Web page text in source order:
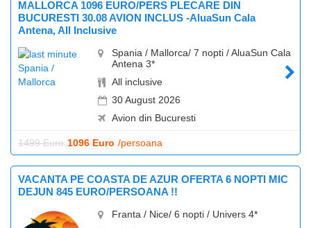
MALLORCA 1096 EURO/PERS PLECARE DIN
BUCURESTI 30.08 AVION INCLUS -AluaSun Cala
Antena, All Inclusive
Spania / Mallorca/ 7 nopti / AluaSun Cala
Antena 3*
All inclusive
30 August 2026
Avion din Bucuresti
1499 Euro 1096 Euro /persoana
VACANTA PE COASTA DE AZUR OFERTA 6 NOPTI MIC
DEJUN 845 EURO/PERSOANA !!
Franta / Nice/ 6 nopti / Univers 4*